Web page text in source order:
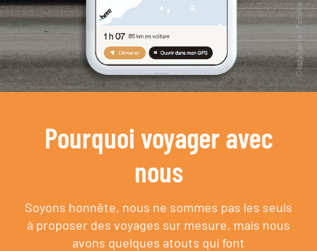
Pourquoi voyager avec
nous
Soyons honnête, nous ne sommes pas les seuls
à proposer des voyages sur mesure, mais nous
avons quelques atouts qui font